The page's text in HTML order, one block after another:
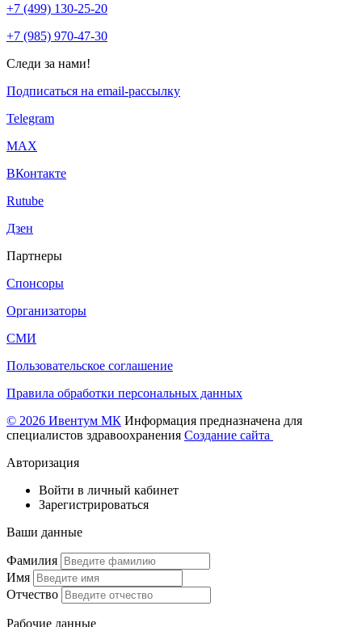
+7 (499) 130-25-20
+7 (985) 970-47-30
Следи за нами!
Подписаться на email-рассылку
Telegram
МАХ
ВКонтакте
Rutube
Дзен
Партнеры
Спонсоры
Организаторы
СМИ
Пользовательское соглашение
Правила обработки персональных данных
© 2026 Ивентум МК Информация предназначена для
специалистов здравоохранения Создание сайта
Авторизация
Войти в личный кабинет
Зарегистрироваться
Ваши данные
Фамилия
Имя
Отчество
Рабочие данные